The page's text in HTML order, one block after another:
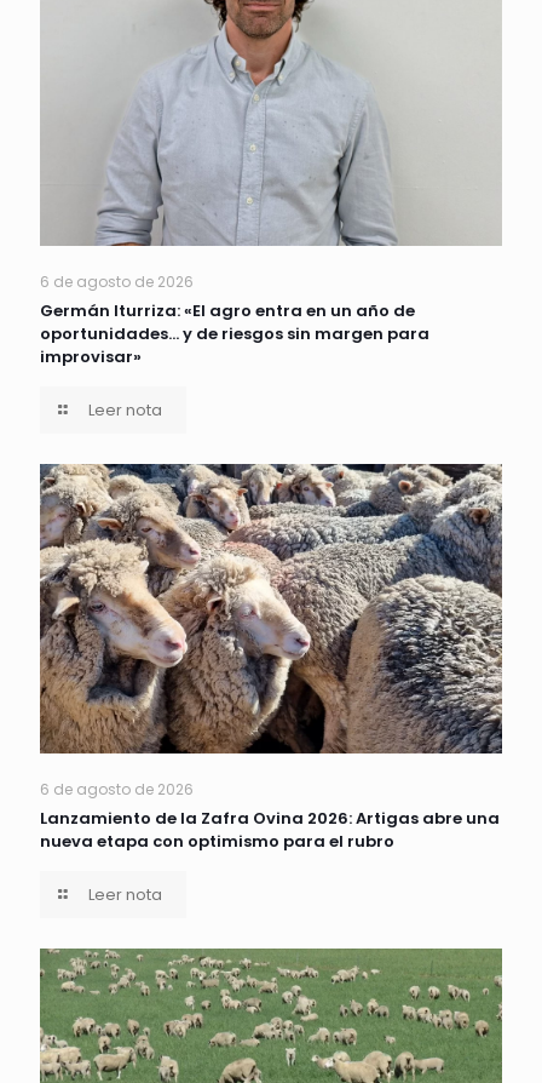
6 de agosto de 2026
Germán Iturriza: «El agro entra en un año de
oportunidades… y de riesgos sin margen para
improvisar»
Leer nota
6 de agosto de 2026
Lanzamiento de la Zafra Ovina 2026: Artigas abre una
nueva etapa con optimismo para el rubro
Leer nota